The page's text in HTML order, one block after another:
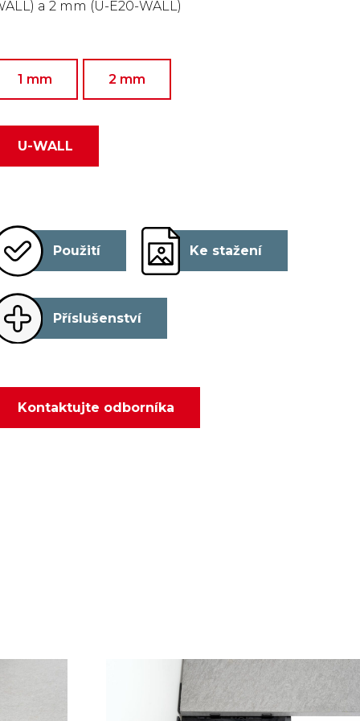
a 2 mm (U-E20-WALL)
1 mm 2 mm
U-WALL
Použití Ke stažení
Příslušenství
Kontaktujte odborníka